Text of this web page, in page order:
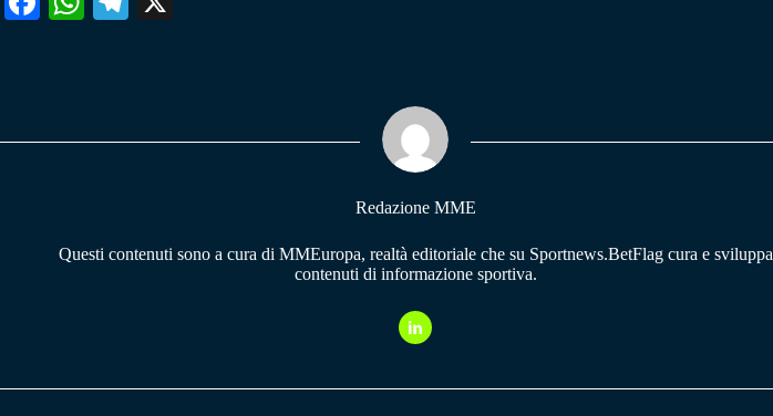
pp m
Redazione MME
Questi contenuti sono a cura di MMEuropa, realtà editoriale che su Sportnews.BetFlag cura e sviluppa
contenuti di informazione sportiva.